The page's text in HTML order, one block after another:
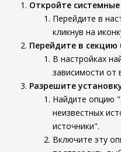
Откройте
Перейдите в
кликнув на
Перейдите в секцию
В настройках
зависимости от
Разрешите
Найдите опцию
неизвестных
источники".
Включите эту